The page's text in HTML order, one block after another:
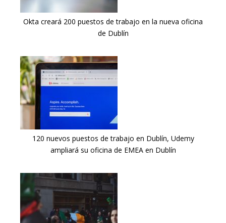
Okta creará 200 puestos de trabajo en la nueva oficina
de Dublín
120 nuevos puestos de trabajo en Dublín, Udemy
ampliará su oficina de EMEA en Dublín